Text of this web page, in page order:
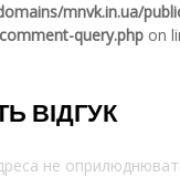
mnvk.in.ua/
query.php on
ВІДГУК
не